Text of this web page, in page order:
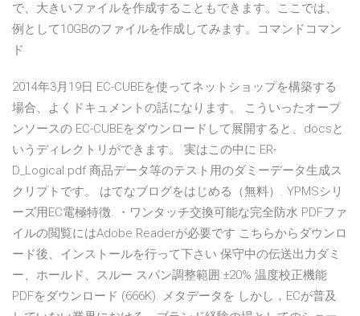
で、大きいファイルを作成することもできます。ここでは、
例として10GBのファイルを作成してみます。コマンドコマン
ド
2014年3月19日 EC-CUBEを使ってネットショップを構築する
場合、よくドキュメントの話になります。 こういったオープ
ンソースの EC-CUBEをダウンロードして展開すると、docsと
いうディレクトリができます。 実はこの中に ER-
D_Logical.pdf 商品データ等のテスト用のダミーデータ生成ス
クリプトです。 はてなブログをはじめる（無料）. YPMSシリ
ーズ用EC電極特徴. ・ワンタッチ交換可能な完全防水 PDFファ
イルの閲覧にはAdobe Readerが必要です こちらからダウンロ
ード後、インストールを行って下さい 保守中の伝送出力ダミ
ー、ホールド、スルー スパン調整範囲:±20% 温度校正機能
PDFをダウンロード (666K). メタデータを しかし，ECが普及